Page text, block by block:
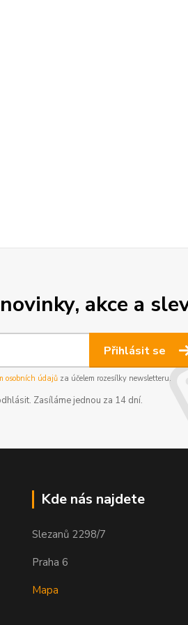
akce a
Přihlásit se
osobních údajůza účelem rozesílky newsletteru.
Zasíláme jednou za 14 dní.
Kde nás najdete
Slezanů 2298/7
Praha 6
Mapa